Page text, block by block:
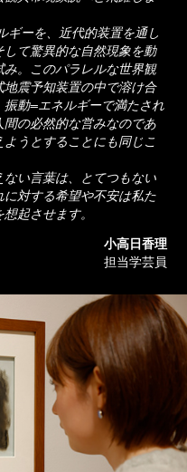
ギーを、近代的装置を通し
て驚異的な自然現象を動
。このパラレルな世界観
震予知装置の中で溶け合
動=エネルギーで満たされ
の必然的な営みなのであ
うとすることにも同じこ
い言葉は、とてつもない
対する希望や不安は私た
起させます。
小高日香理
担当学芸員